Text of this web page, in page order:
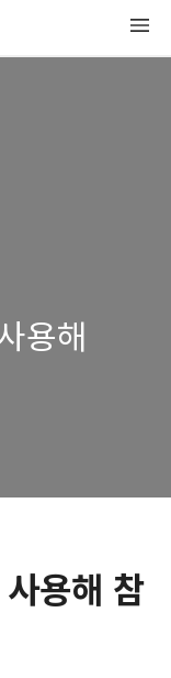
용해
용해 참